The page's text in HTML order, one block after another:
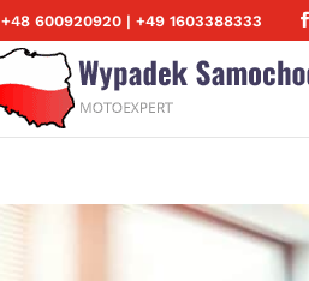
+48 600920920 | +49 1603388333